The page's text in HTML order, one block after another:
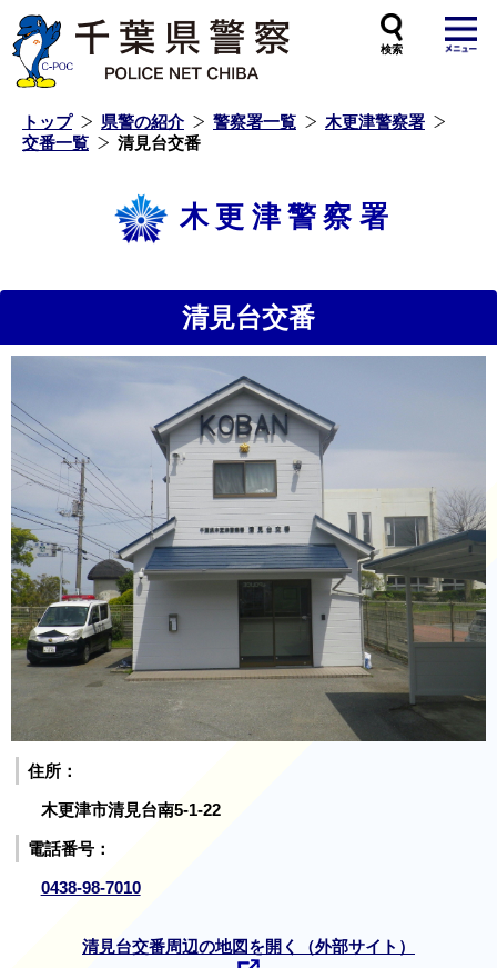
トップ 県警の紹介 警察署一覧
木更津警察署
交番一覧
清見台交番
木更津警察署
清見台交番
住所：
木更津市清見台南5-1-22
電話番号：
0438-98-7010
清見台交番周辺の地図を開く（外部サイト）